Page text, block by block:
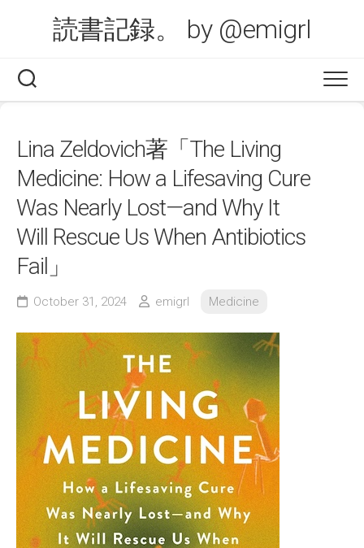
読書記録。 by @emigrl
Lina Zeldovich著「The Living
Medicine: How a Lifesaving Cure
Was Nearly Lost—and Why It
Will Rescue Us When Antibiotics
Fail」
October 31, 2024 emigrl Medicine